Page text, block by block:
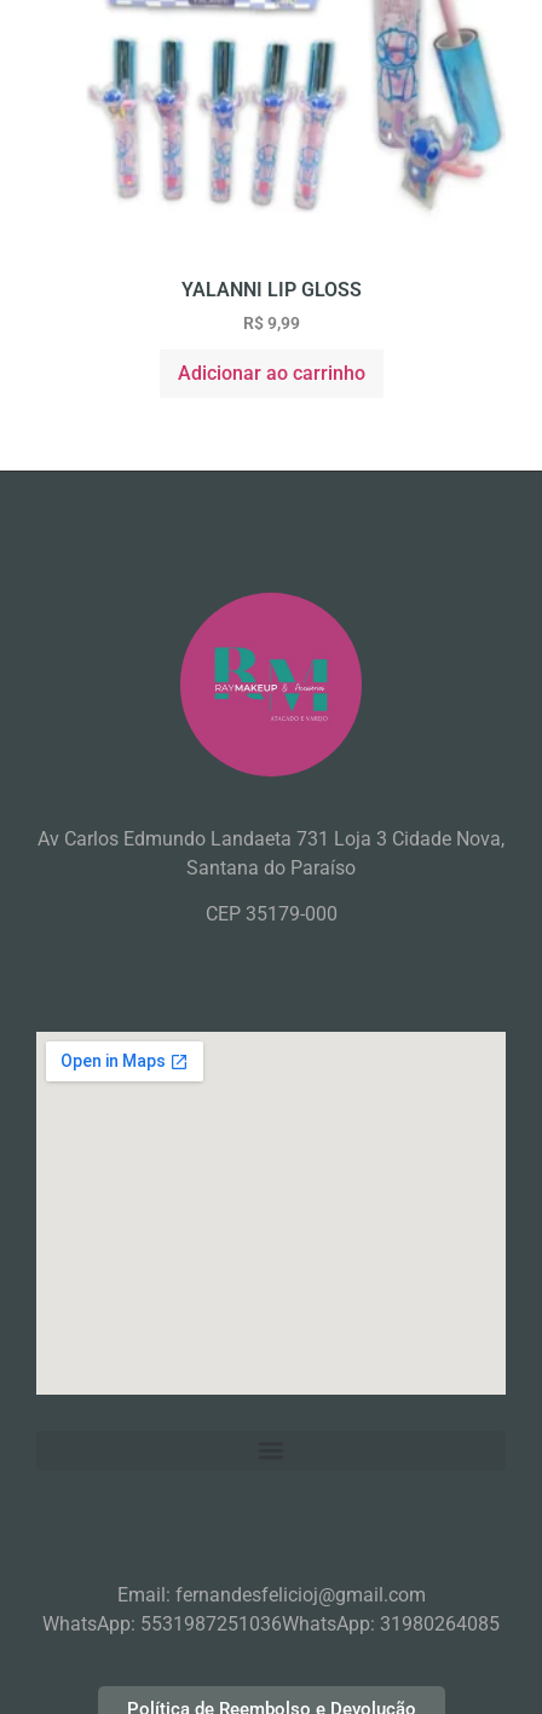
YALANNI LIP GLOSS
R$9,99
Adicionar ao carrinho
Av Carlos Edmundo Landaeta 731 Loja 3 Cidade Nova,
Santana do Paraíso
CEP 35179-000
Email: fernandesfelicioj@gmail.com
WhatsApp: 5531987251036WhatsApp: 31980264085
Política de Reembolso e Devolução